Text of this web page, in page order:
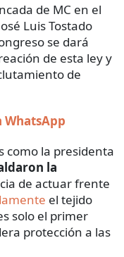
de MC en el
Luis Tostado
se dará
de esta ley y
de
WhatsApp
como la presidenta
la
de actuar frente
el tejido
solo el primer
protección a las